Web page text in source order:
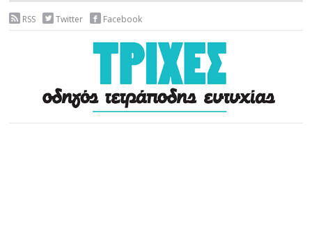
RSS Twitter Facebook